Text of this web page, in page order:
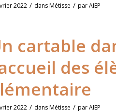
2022 / dansMétisse / parAIEP
cartable
des
2022 / dansMétisse / parAIEP